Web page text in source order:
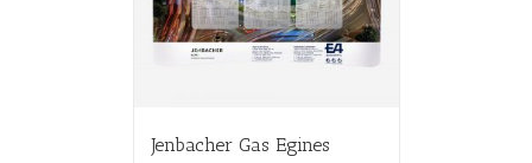
Jenbacher Gas Egines